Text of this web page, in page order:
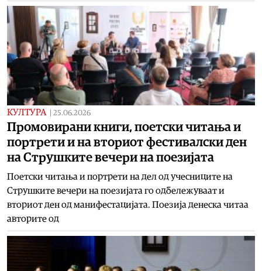
КУЛТУРА 25.06.2026
Промовирани книги, поетски читања и
портрети и на вториот фестивалски ден
на Струшките вечери на поезијата
Поетски читања и портрети на дел од учесниците на
Струшките вечери на поезијата го одбележуваат и
вториот ден од манифестацијата. Поезија денеска читаа
авторите од